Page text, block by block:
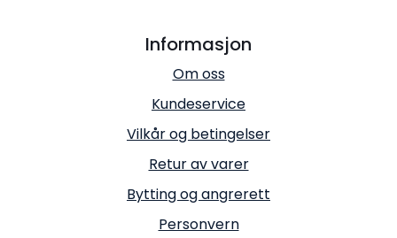
Informasjon
Om oss
Kundeservice
Vilkår og betingelser
Retur av varer
Bytting og angrerett
Personvern